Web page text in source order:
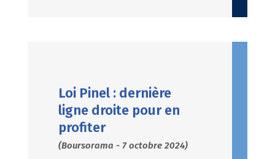
Loi Pinel : dernière
ligne droite pour en
profiter
(Boursorama - 7 octobre 2024)